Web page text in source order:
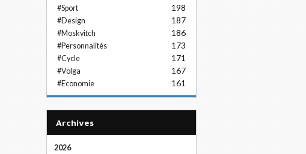
#Sport 198
#Design 187
#Moskvitch 186
#Personnalités 173
#Cycle 171
#Volga 167
#Economie 161
Archives
2026